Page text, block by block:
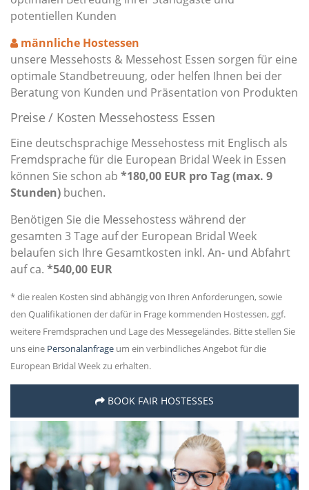
potentiellen Kunden
männliche Hostessen
unsere Messehosts & Messehost Essen sorgen für eine
optimale Standbetreuung, oder helfen Ihnen bei der
Beratung von Kunden und Präsentation von Produkten
Preise / Kosten Messehostess Essen
Eine deutschsprachige Messehostess mit Englisch als
Fremdsprache für die European Bridal Week in Essen
können Sie schon ab *180,00 EUR pro Tag (max. 9
Stunden) buchen.
Benötigen Sie die Messehostess während der
gesamten 3 Tage auf der European Bridal Week
belaufen sich Ihre Gesamtkosten inkl. An- und Abfahrt
auf ca. *540,00 EUR
* die realen Kosten sind abhängig von Ihren Anforderungen, sowie
den Qualifikationen der dafür in Frage kommenden Hostessen, ggf.
weitere Fremdsprachen und Lage des Messegeländes. Bitte stellen Sie
uns eine Personalanfrage um ein verbindliches Angebot für die
European Bridal Week zu erhalten.
BOOK FAIR HOSTESSES